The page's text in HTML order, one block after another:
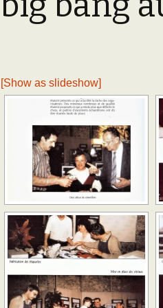
Adhésion
Les Travaux de
[Show as slideshow]